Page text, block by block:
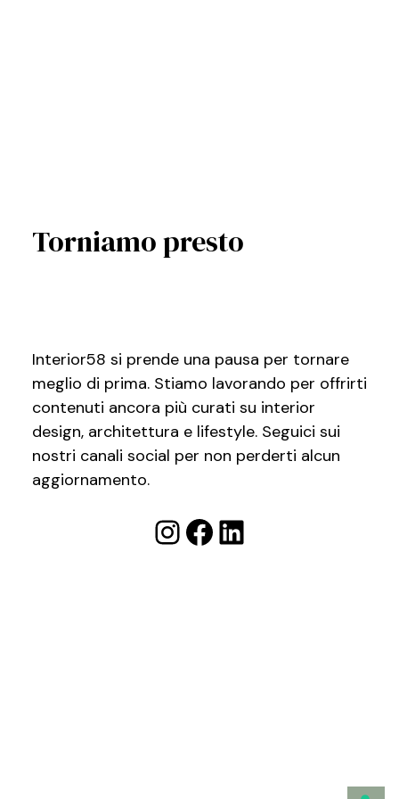
Torniamo presto
Interior58 si prende una pausa per tornare
meglio di prima. Stiamo lavorando per offrirti
contenuti ancora più curati su interior
design, architettura e lifestyle. Seguici sui
nostri canali social per non perderti alcun
aggiornamento.
Instagram
Facebook
LinkedIn